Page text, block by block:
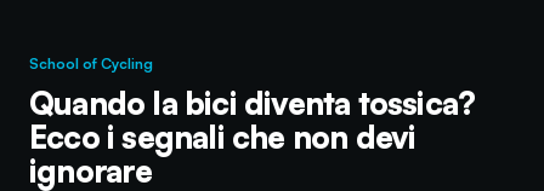
School of Cycling
Quando la bici diventa tossica?
Ecco i segnali che non devi
ignorare